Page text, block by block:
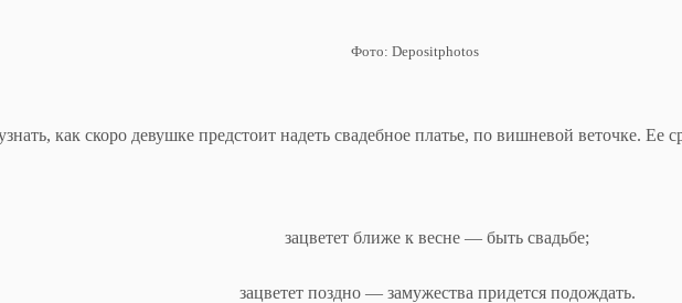
Фото: Depositphotos
как скоро девушке предстоит надеть свадебное платье, по вишневой веточке. Ее
зацветет ближе к весне — быть свадьбе;
зацветет поздно — замужества придется подождать.